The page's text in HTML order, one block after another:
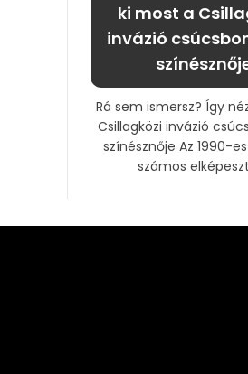
ki most a
invázió
Rá sem ismersz? Így
Csillagközi invázió
színésznője Az 1990-
számos